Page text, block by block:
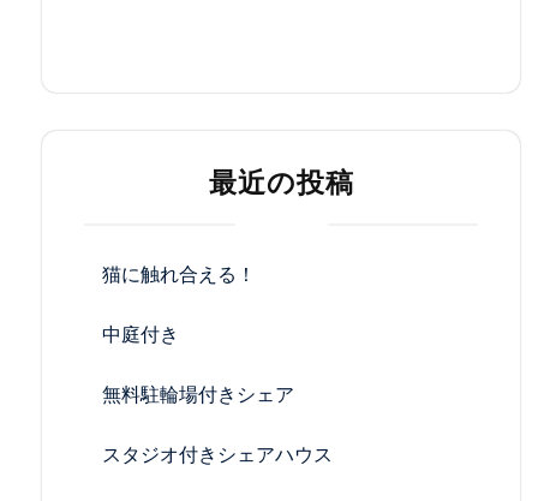
最近の投稿
猫に触れ合える！
中庭付き
無料駐輪場付きシェア
スタジオ付きシェアハウス